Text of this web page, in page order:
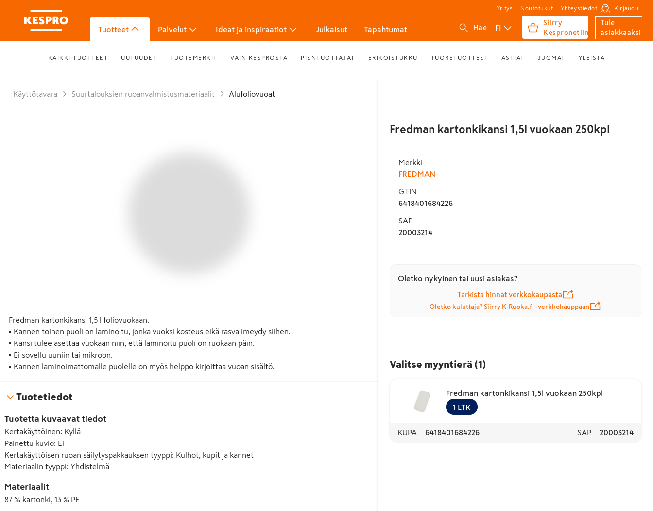
Yritys Noutotukut Yhteystiedot Kirjaudu
Tuotteet Palvelut Ideat ja inspiraatiot Julkaisut Tapahtumat Hae FI
Siirry
Kespronetiin
Tule
asiakkaaksi
KAIKKI TUOTTEET UUTUUDET TUOTEMERKIT VAIN KESPROSTA PIENTUOTTAJAT ERIKOISTUKKU TUORETUOTTEET ASTIAT JUOMAT YLEISTÄ
Käyttötavara Suurtalouksien ruoanvalmistusmateriaalit Alufoliovuoat
Fredman kartonkikansi 1,5 l foliovuokaan.
▪ Kannen toinen puoli on laminoitu, jonka vuoksi kosteus eikä rasva imeydy siihen.
▪ Kansi tulee asettaa vuokaan niin, että laminoitu puoli on ruokaan päin.
▪ Ei sovellu uuniin tai mikroon.
▪ Kannen laminoimattomalle puolelle on myös helppo kirjoittaa vuoan sisältö.
Tuotetiedot
Tuotetta kuvaavat tiedot
Kertakäyttöinen: Kyllä
Painettu kuvio: Ei
Kertakäyttöisen ruoan säilytyspakkauksen tyyppi: Kulhot, kupit ja kannet
Materiaalin tyyppi: Yhdistelmä
Materiaalit
87 % kartonki, 13 % PE
Fredman kartonkikansi 1,5l vuokaan 250kpl
Merkki
FREDMAN
GTIN
6418401684226
SAP
20003214
Oletko nykyinen tai uusi asiakas?
Tarkista hinnat verkkokaupasta
Oletko kuluttaja? Siirry K-Ruoka.fi -verkkokauppaan
Valitse myyntierä (1 )
Fredman kartonkikansi 1,5l vuokaan 250kpl
1 LTK
KUPA 6418401684226 SAP 20003214